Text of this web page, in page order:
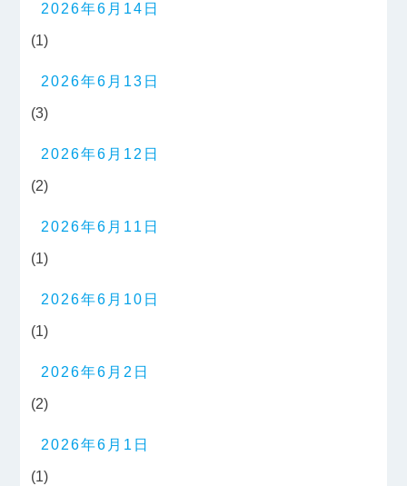
2026年6月14日
(1)
2026年6月13日
(3)
2026年6月12日
(2)
2026年6月11日
(1)
2026年6月10日
(1)
2026年6月2日
(2)
2026年6月1日
(1)